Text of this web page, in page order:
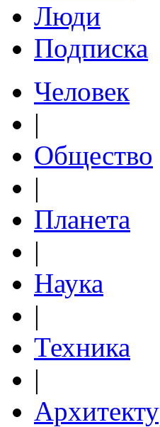
Люди
Подписка
Человек
|
Общество
|
Планета
|
Наука
|
Техника
|